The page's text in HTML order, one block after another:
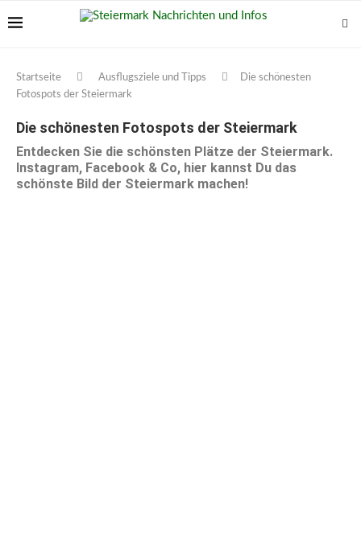
Startseite Ausflugsziele und Tipps
Die schönesten
Fotospots der Steiermark
Die schönesten Fotospots der Steiermark
Entdecken Sie die schönsten Plätze der Steiermark.
Instagram, Facebook & Co, hier kannst Du das
schönste Bild der Steiermark machen!